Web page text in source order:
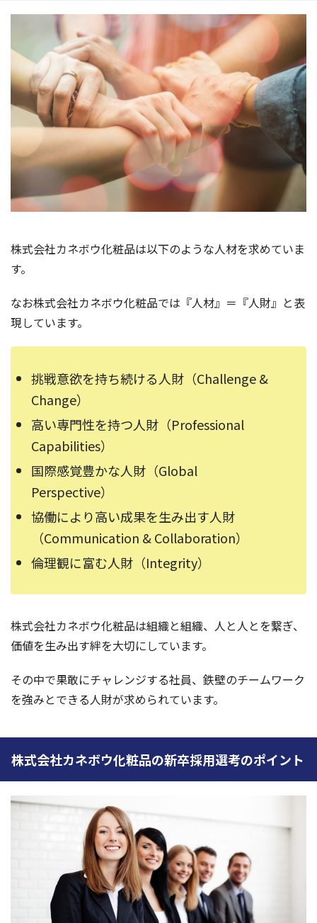
株式会社カネボウ化粧品は以下のような人材を求めていま
す。
なお株式会社カネボウ化粧品では『人材』＝『人財』と表
現しています。
挑戦意欲を持ち続ける人財（Challenge &
Change）
高い専門性を持つ人財（Professional
Capabilities）
国際感覚豊かな人財（Global
Perspective）
協働により高い成果を生み出す人財
（Communication & Collaboration）
倫理観に富む人財（Integrity）
株式会社カネボウ化粧品は組織と組織、人と人とを繋ぎ、
価値を生み出す絆を大切にしています。
その中で果敢にチャレンジする社員、鉄壁のチームワーク
を強みとできる人財が求められています。
株式会社カネボウ化粧品の新卒採用選考のポイント